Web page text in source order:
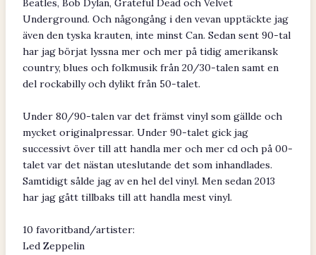
Beatles, Bob Dylan, Grateful Dead och Velvet
Underground. Och någongång i den vevan upptäckte jag
även den tyska krauten, inte minst Can. Sedan sent 90-tal
har jag börjat lyssna mer och mer på tidig amerikansk
country, blues och folkmusik från 20/30-talen samt en
del rockabilly och dylikt från 50-talet.
Under 80/90-talen var det främst vinyl som gällde och
mycket originalpressar. Under 90-talet gick jag
successivt över till att handla mer och mer cd och på 00-
talet var det nästan uteslutande det som inhandlades.
Samtidigt sålde jag av en hel del vinyl. Men sedan 2013
har jag gått tillbaks till att handla mest vinyl.
10 favoritband/artister:
Led Zeppelin